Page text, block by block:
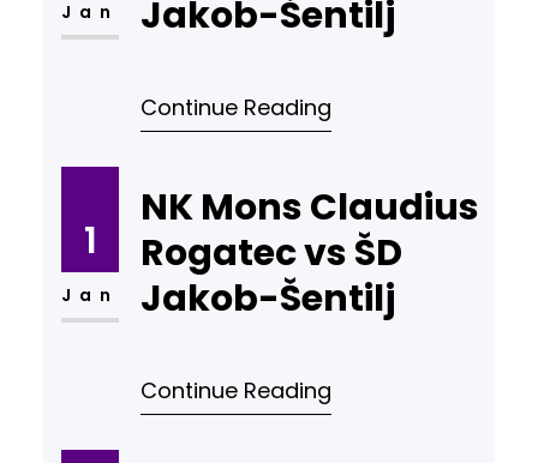
Jan
Jakob-Šentilj
Continue Reading
1
Jan
NK Mons Claudius
Rogatec vs ŠD
Jakob-Šentilj
Continue Reading